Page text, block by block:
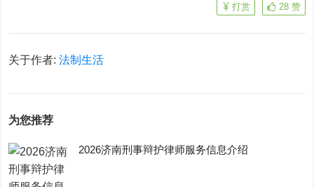
28 赞
打赏
关于作者:法制生活
为您推荐
2026济南刑事辩护律师服务信息介绍